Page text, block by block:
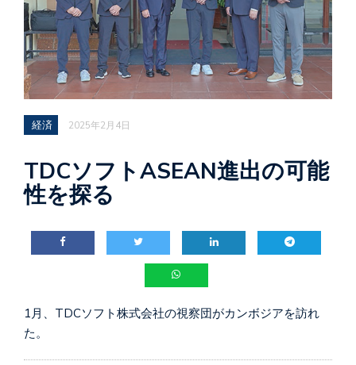
経済 2025年2月4日
TDCソフトASEAN進出の可能
性を探る
1月、TDCソフト株式会社の視察団がカンボジアを訪れ
た。